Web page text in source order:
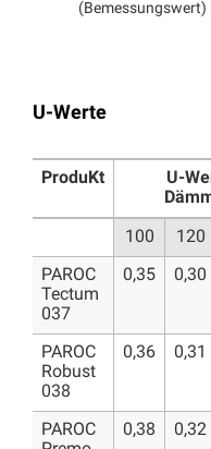
U-Werte
ProduKt U-
100 120
PAROC
Tectum
037
0,35 0,30
PAROC
Robust
038
0,36 0,31
PAROC
0,38 0,32